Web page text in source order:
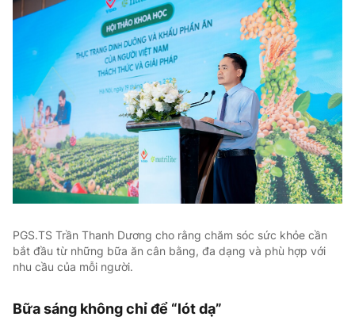
PGS.TS Trần Thanh Dương cho rằng chăm sóc sức khỏe cần
bắt đầu từ những bữa ăn cân bằng, đa dạng và phù hợp với
nhu cầu của mỗi người.
Bữa sáng không chỉ để “lót dạ”